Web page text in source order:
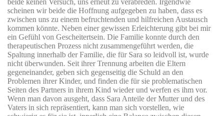
beide keinen Versuch, uns erneut zu verabreden. Irgendwie
scheinen wir beide die Hoffnung aufgegeben zu haben, dass es
zwischen uns zu einem befruchtenden und hilfreichen Austausch
kommen könnte. Neben einer gewissen Erleichterung gibt bei mir
ein Gefühl von Gescheitertsein. Die Familie konnte durch den
therapeutischen Prozess nicht zusammengeführt werden, die
Spaltung innerhalb der Familie, die für Sara so leidvoll ist, wurde
nicht überwunden. Seit ihrer Trennung arbeiten die Eltern
gegeneinander, geben sich gegenseitig die Schuld an den
Problemen ihrer Kinder, und finden die für sie problematischen
Seiten des Partners in ihrem Kind wieder und werfen es ihm vor.
Wenn man davon ausgeht, dass Sara Anteile der Mutter und des
Vaters in sich repräsentiert, kann man sich vorstellen, wie